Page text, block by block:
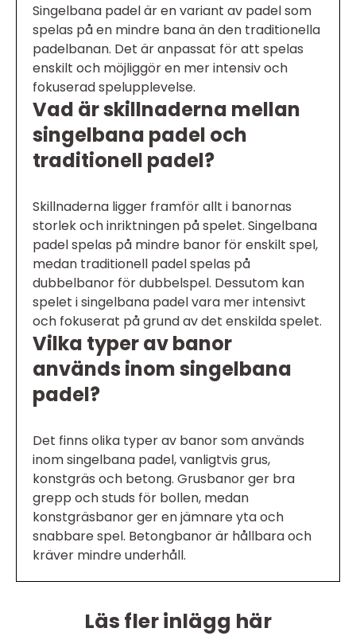
Singelbana padel är en variant av padel som
spelas på en mindre bana än den traditionella
padelbanan. Det är anpassat för att spelas
enskilt och möjliggör en mer intensiv och
fokuserad spelupplevelse.
Vad är skillnaderna mellan
singelbana padel och
traditionell padel?
Skillnaderna ligger framför allt i banornas
storlek och inriktningen på spelet. Singelbana
padel spelas på mindre banor för enskilt spel,
medan traditionell padel spelas på
dubbelbanor för dubbelspel. Dessutom kan
spelet i singelbana padel vara mer intensivt
och fokuserat på grund av det enskilda spelet.
Vilka typer av banor
används inom singelbana
padel?
Det finns olika typer av banor som används
inom singelbana padel, vanligtvis grus,
konstgräs och betong. Grusbanor ger bra
grepp och studs för bollen, medan
konstgräsbanor ger en jämnare yta och
snabbare spel. Betongbanor är hållbara och
kräver mindre underhåll.
Läs fler inlägg här